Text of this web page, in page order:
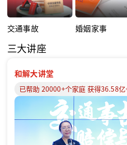
交通事故 婚姻家事
三大讲座
和解大讲堂